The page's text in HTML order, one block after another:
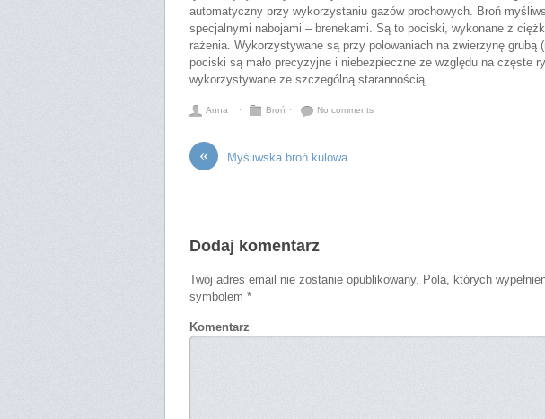
automatyczny przy wykorzystaniu gazów prochowych. Broń
specjalnymi nabojami – brenekami. Są to pociski, wykonane z
rażenia. Wykorzystywane są przy polowaniach na zwierzynę grubą
pociski są mało precyzyjne i niebezpieczne ze względu na częste
wykorzystywane ze szczególną starannością.
Anna ⋅ Broń ⋅ No comments
« Myśliwska broń kulowa
Dodaj komentarz
Twój adres email nie zostanie opublikowany. Pola, których
symbolem*
Komentarz